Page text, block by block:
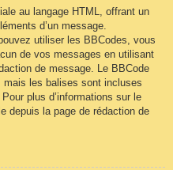
au langage HTML, offrant un
d’un message.
utiliser les BBCodes, vous
de vos messages en utilisant
de message. Le BBCode
mais les balises sont incluses
plus d’informations sur le
depuis la page de rédaction de